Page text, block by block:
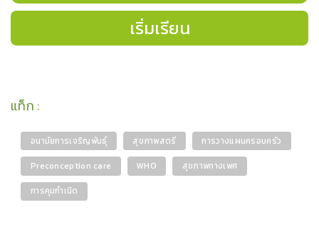
เริ่มเรียน
แท็ก :
อนามัยการเจริญพันธุ์ สุขภาพสตรี
การวางแผนครอบครัว
Preconception care
WHO
สุขภาพทางเพศ
การคุมกำเนิด